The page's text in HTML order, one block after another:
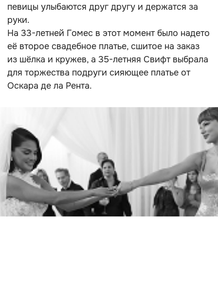
певицы улыбаются друг другу и держатся за
руки.
На 33-летней Гомес в этот момент было надето
её второе свадебное платье, сшитое на заказ
из шёлка и кружев, а 35-летняя Свифт выбрала
для торжества подруги сияющее платье от
Оскара де ла Рента.